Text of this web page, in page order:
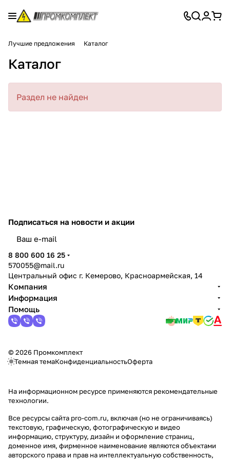
Лучшие предложения Каталог
Каталог
Раздел не найден
Подписаться на новости и акции
8 800 600 16 25
570055@mail.ru
Центральный офис г. Кемерово, Красноармейская, 14
Компания
Информация
Помощь
© 2026 Промкомплект
Темная темаКонфиденциальностьОферта
На информационном ресурсе применяются рекомендательные
технологии.
Все ресурсы сайта pro-com.ru, включая (но не ограничиваясь)
текстовую, графическую, фотографическую и видео
информацию, структуру, дизайн и оформление страниц,
доменное имя, фирменное наименование являются объектами
авторского права и прав на интеллектуальную собственность,